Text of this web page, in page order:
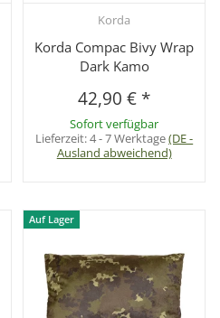
Korda
Korda Compac Bivy Wrap
Dark Kamo
42,90 € *
Sofort verfügbar
Lieferzeit:4 - 7 Werktage(DE -
Ausland abweichend)
Auf Lager